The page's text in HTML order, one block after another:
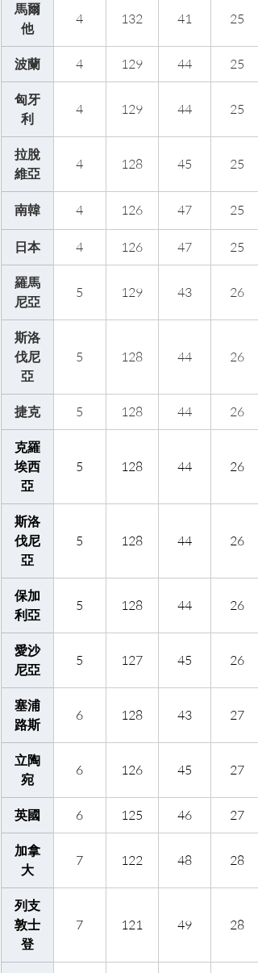
馬爾
他
4 132 41 25
波蘭 4 129 44 25
匈牙
利
4 129 44 25
拉脫
維亞
4 128 45 25
南韓 4 126 47 25
日本 4 126 47 25
羅馬
尼亞
5 129 43 26
斯洛
伐尼
亞
5 128 44 26
捷克 5 128 44 26
克羅
埃西
亞
5 128 44 26
斯洛
伐尼
亞
5 128 44 26
保加
利亞
5 128 44 26
愛沙
尼亞
5 127 45 26
塞浦
路斯
6 128 43 27
立陶
宛
6 126 45 27
英國 6 125 46 27
加拿
大
7 122 48 28
列支
敦士
登
7 121 49 28